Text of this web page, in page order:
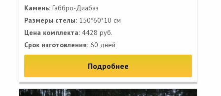
Камень: Габбро-Диабаз
Размеры стелы: 150*60*10 см
Цена комплекта: 4428 руб.
Срок изготовления: 60 дней
Подробнее